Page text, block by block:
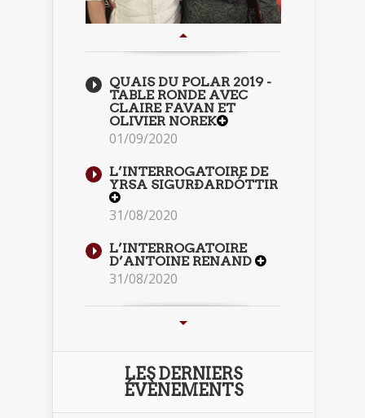
QUAIS DU POLAR 2019 -
TABLE RONDE AVEC
CLAIRE FAVAN ET
OLIVIER NOREK
01/09/2020
L’INTERROGATOIRE DE
YRSA SIGURÐARDÓTTIR
31/08/2020
L’INTERROGATOIRE
D’ANTOINE RENAND
31/08/2020
LES DERNIERS
ÉVÈNEMENTS